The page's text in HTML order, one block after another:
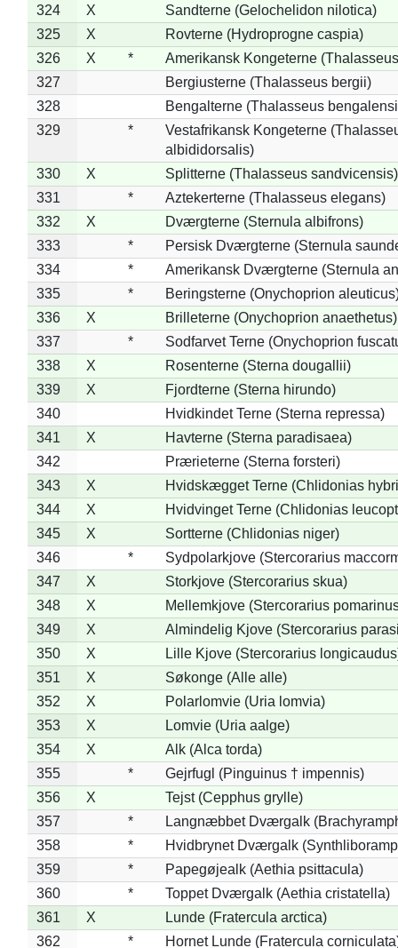
324
X
Sandterne (Gelochelidon nilotica)
325
X
Rovterne (Hydroprogne caspia)
326
X *
Amerikansk Kongeterne
327
Bergiusterne (Thalasseus bergii)
328
Bengalterne (Thalasseus
329
*
Vestafrikansk Kongeterne
albididorsalis)
330
X
Splitterne (Thalasseus sandvicensis)
331
*
Aztekerterne (Thalasseus elegans)
332
X
Dværgterne (Sternula albifrons)
333
*
Persisk Dværgterne (Sternula
334
*
Amerikansk Dværgterne (Sternula
335
*
Beringsterne (Onychoprion
336
X
Brilleterne (Onychoprion anaethetus)
337
*
Sodfarvet Terne (Onychoprion
338
X
Rosenterne (Sterna dougallii)
339
X
Fjordterne (Sterna hirundo)
340
Hvidkindet Terne (Sterna repressa)
341
X
Havterne (Sterna paradisaea)
342
Prærieterne (Sterna forsteri)
343
X
Hvidskægget Terne (Chlidonias
344
X
Hvidvinget Terne (Chlidonias
345
X
Sortterne (Chlidonias niger)
346
*
Sydpolarkjove (Stercorarius
347
X
Storkjove (Stercorarius skua)
348
X
Mellemkjove (Stercorarius
349
X
Almindelig Kjove (Stercorarius
350
X
Lille Kjove (Stercorarius
351
X
Søkonge (Alle alle)
352
X
Polarlomvie (Uria lomvia)
353
X
Lomvie (Uria aalge)
354
X
Alk (Alca torda)
355
*
Gejrfugl (Pinguinus † impennis)
356
X
Tejst (Cepphus grylle)
357
*
Langnæbbet Dværgalk
358
*
Hvidbrynet Dværgalk
359
*
Papegøjealk (Aethia psittacula)
360
*
Toppet Dværgalk (Aethia cristatella)
361
X
Lunde (Fratercula arctica)
362
* Hornet Lunde (Fratercula